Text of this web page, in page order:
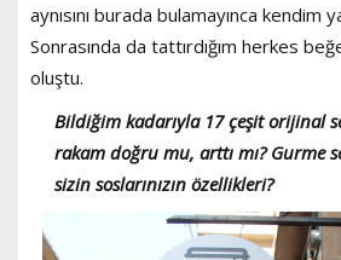
aynısını burada bulamayınca kendim
Sonrasında da tattırdığım herkes
oluştu.
Bildiğim kadarıyla 17 çeşit orijinal
rakam doğru mu, arttı mı? Gurme
sizin soslarınızın özellikleri?